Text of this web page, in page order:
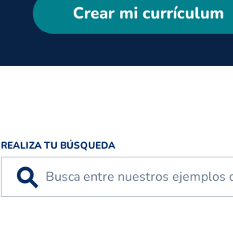
Crear mi currículum
REALIZA TU BÚSQUEDA
⚲